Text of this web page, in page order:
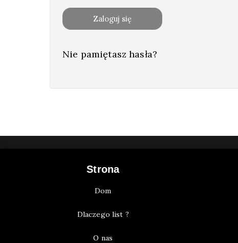
Zaloguj się
Nie pamiętasz hasła?
Strona
Dom
Dlaczego list ?
O nas